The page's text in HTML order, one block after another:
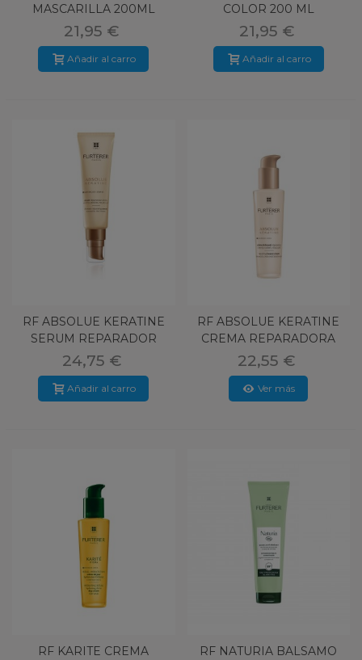
MASCARILLA 200ML
21,95 €
Añadir al carro
COLOR 200 ML
21,95 €
Añadir al carro
RF ABSOLUE KERATINE
SERUM REPARADOR
EXTREM 30 ML
24,75 €
Añadir al carro
RF ABSOLUE KERATINE
CREMA REPARADORA
100 ML
22,55 €
Ver más
RF KARITE CREMA
RF NATURIA BALSAMO